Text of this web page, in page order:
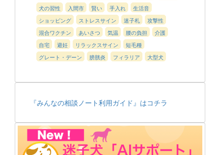
犬の習性
入間市 賢い 手入れ
生活音
ショッピング
ストレスサイン 迷子札
攻撃性
混合ワクチン
あいさつ 気温 腰の負担
介護
自宅
避妊 リラックスサイン
短毛種
グレート・デーン
膀胱炎 フィラリア 大型犬
『みんなの相談ノート利用ガイド』はコチラ